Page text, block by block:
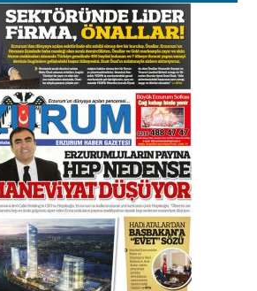
ERKON’da
taşırken,
aşağı
bir şehir, bir
Dizginler kimin
Salı
Yılmaz
DEĞİL, BİR ÖMÜR
“NEDEN
ÜNİVERSİTESİ?”
2026 Salı
YAZICI
Yesevi’den bir Alperen…
idi… Hakka yürüdü.!